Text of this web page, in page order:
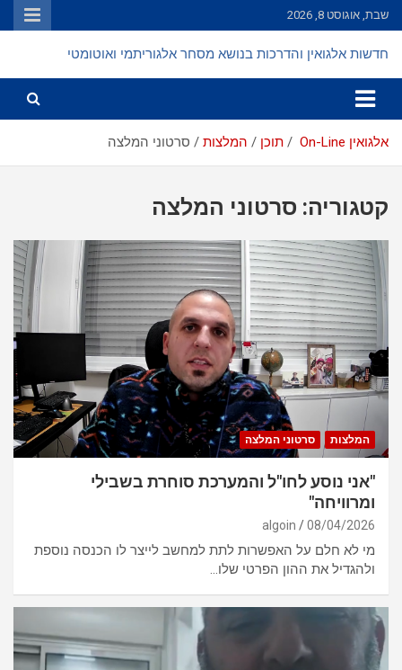
Skip
to
שבת, אוגוסט 8, 2026
חדשות אלגואין והדרכות בנושא מסחר אלגוריתמי ואוטומטי
אלגואין On-Line תוכן המלצות סרטוני המלצה
קטגוריה: סרטוני המלצה
המלצות סרטוני המלצה
"אני נוסע לחו"ל והמערכת סוחרת בשבילי
ומרוויחה"
08/04/2026
algoin
מי לא חלם על האפשרות לתת למחשב לייצר לו הכנסה נוספת
ולהגדיל את ההון הפרטי שלו…